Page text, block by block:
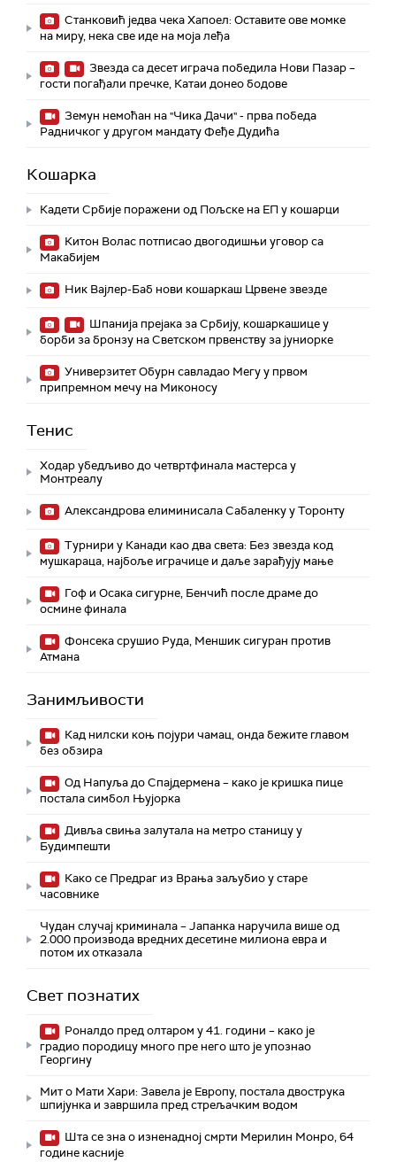
Станковић једва чека Хапоел: Оставите ове момке
на миру, нека све иде на моја леђа
Звезда са десет играча победила Нови Пазар –
гости погађали пречке, Катаи донео бодове
Земун немоћан на "Чика Дачи" - прва победа
Радничког у другом мандату Феђе Дудића
Кошарка
Кадети Србије поражени од Пољске на ЕП у кошарци
Китон Волас потписао двогодишњи уговор са
Макабијем
Ник Вајлер-Баб нови кошаркаш Црвене звезде
Шпанија прејакa за Србију, кошаркашице у
борби за бронзу на Светском првенству за јуниорке
Универзитет Обурн савладао Мегу у првом
припремном мечу на Миконосу
Тенис
Ходар убедљиво до четвртфинала мастерса у
Монтреалу
Александрова елиминисала Сабаленку у Торонту
Турнири у Канади као два света: Без звезда код
мушкараца, најбоље играчице и даље зарађују мање
Гоф и Осака сигурне, Бенчић после драме до
осмине финала
Фонсека срушио Руда, Меншик сигуран против
Атмана
Занимљивости
Кад нилски коњ појури чамац, онда бежите главом
без обзира
Од Напуља до Спајдермена – како је кришка пице
постала симбол Њујорка
Дивља свиња залутала на метро станицу у
Будимпешти
Како се Предраг из Врања заљубио у старе
часовнике
Чудан случај криминала – Јапанка наручила више од
2.000 производа вредних десетине милиона евра и
потом их отказала
Свет познатих
Роналдо пред олтаром у 41. години – како је
градио породицу много пре него што је упознао
Георгину
Мит о Мати Хари: Завела је Европу, постала двострука
шпијунка и завршила пред стрељачким водом
Шта се зна о изненадној смрти Мерилин Монро, 64
године касније